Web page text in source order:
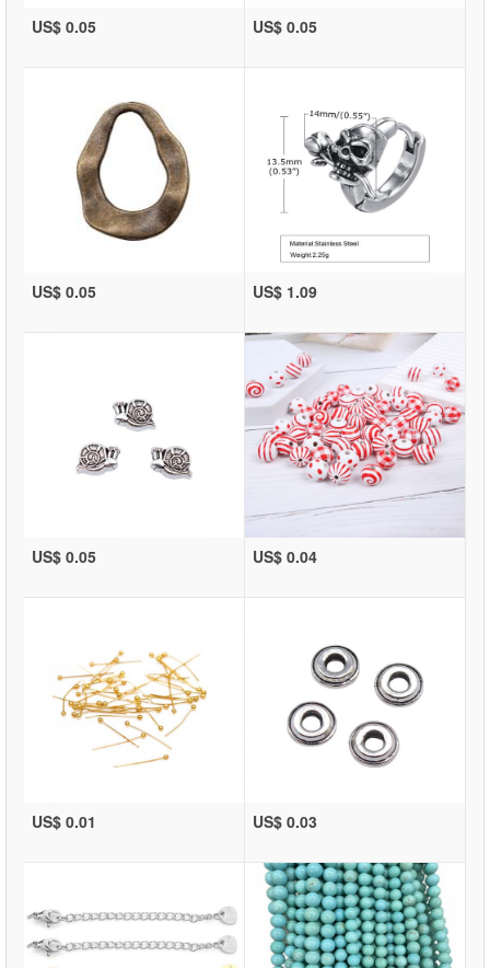
US$ 0.05 US$ 0.05
US$ 0.05 US$ 1.09
US$ 0.05 US$ 0.04
US$ 0.01 US$ 0.03